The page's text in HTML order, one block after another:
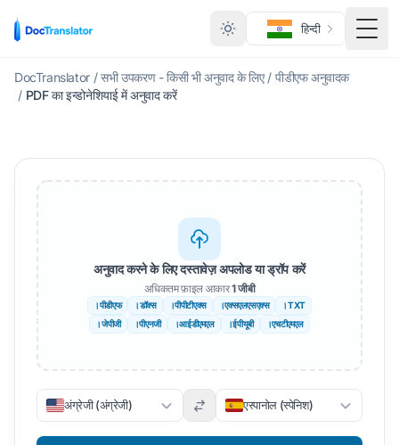
हिन्दी
मेनू
DocTranslator / सभी उपकरण - किसी भी अनुवाद के लिए / पीडीएफ अनुवादक
/ PDF का इन्डोनेशियाई में अनुवाद करें
अनुवाद करने के लिए दस्तावेज़ अपलोड या ड्रॉप करें
अधिकतम फ़ाइल आकार1 जीबी
।पीडीएफ ।डॉक्स ।पीपीटीएक्स ।एक्सएलएसएक्स
।TXT
।जेपीजी
।पीएनजी ।आईडीएमएल ।ईपीयूबी ।एचटीएमएल
अंग्रेजी (अंग्रेजी) एस्पानोल (स्पेनिश)